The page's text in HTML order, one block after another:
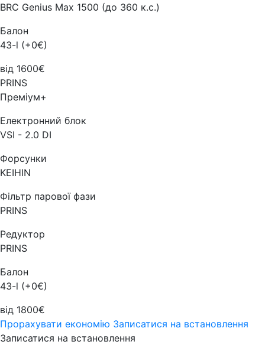
BRC Genius Max 1500 (до 360 к.с.)
Балон
43-l (+0€)
від 1600€
PRINS
Преміум+
Електронний блок
VSI - 2.0 DI
Форсунки
KEIHIN
Фільтр парової фази
PRINS
Редуктор
PRINS
Балон
43-l (+0€)
від 1800€
Прорахувати економію Записатися на встановлення
Записатися на встановлення